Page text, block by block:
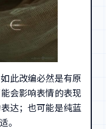
此改编必然是有原
会影响表情的表现
达；也可能是纯蓝
。